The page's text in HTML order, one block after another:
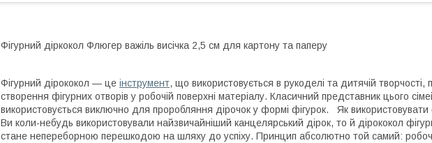
Фігурний діркокол Флюгер важіль висічка 2,5 см для картону та паперу
Фігурний дірококол — це інструмент, що використовується в рукоделі та дитячій
створення фігурних отворів у робочій поверхні матеріалу. Класичний представник цього
використовується виключно для проробляння дірочок у формі фігурок. Як
Ви коли-небудь використовували найзвичайніший канцелярський дірок, то й дірококол
стане непереборною перешкодою на шляху до успіху. Принцип абсолютно той самий: